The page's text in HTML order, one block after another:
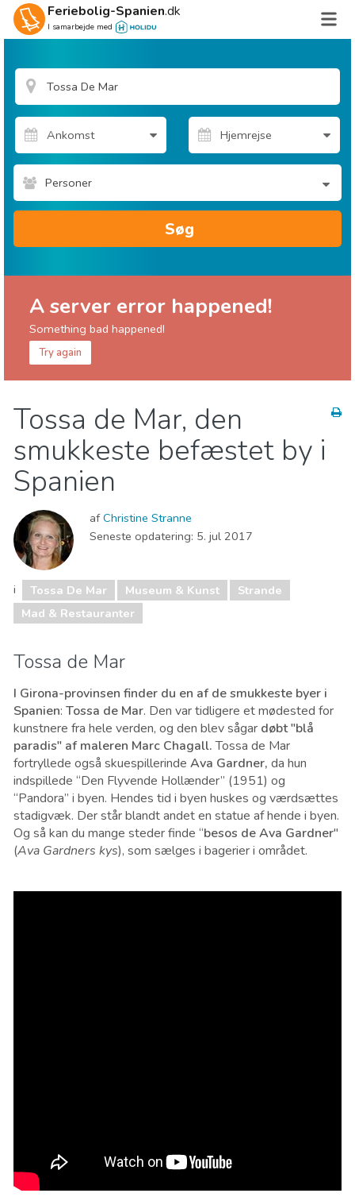
Feriebolig-Spanien.dk
I samarbejde med
Personer
Søg
A server error happened!
Something bad happened!
Try again
Børn og familie
Mad & Restauranter
Museum & Kunst
Strande
Tossa de Mar, den
smukkeste befæstet by i
Spanien
afChristine Stranne
Seneste opdatering: 5. jul 2017
i Tossa De Mar Museum & Kunst
Strande
Mad & Restauranter
Tossa de Mar
I Girona-provinsen finder du en af ​​de smukkeste byer i
Spanien: Tossa de Mar. Den var tidligere et mødested for
kunstnere fra hele verden, og den blev sågar døbt "blå
paradis" af maleren Marc Chagall.Tossa de Mar
fortryllede også skuespillerinde Ava Gardner, da hun
indspillede “Den Flyvende Hollænder” (1951) og
“Pandora” i byen. Hendes tid i byen huskes og værdsættes
stadigvæk. Der står blandt andet en statue af hende i byen.
Og så kan du mange steder finde “besos de Ava Gardner"
(Ava Gardners kys), som sælges i bagerier i området.